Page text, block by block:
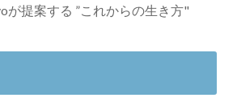
が提案する ”これからの生き方"